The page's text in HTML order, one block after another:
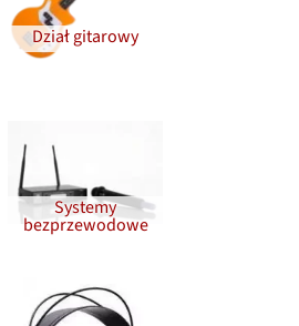
Dział gitarowy
Systemy
bezprzewodowe